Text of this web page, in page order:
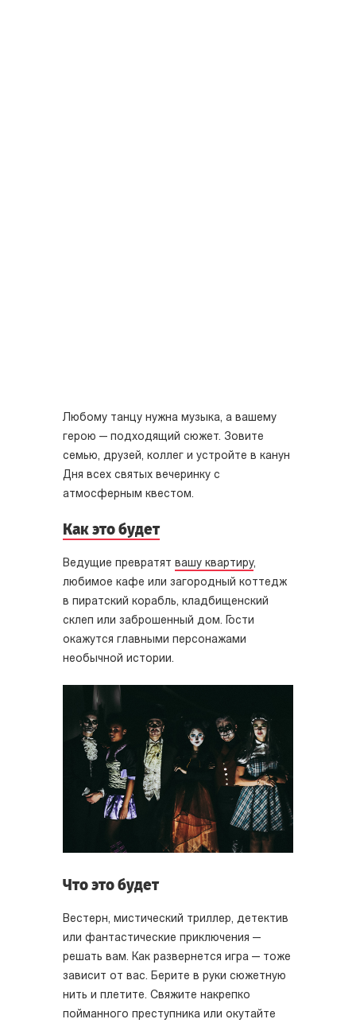
Любому танцу нужна музыка, а вашему
герою — подходящий сюжет. Зовите
семью, друзей, коллег и устройте в канун
Дня всех святых вечеринку с
атмосферным квестом.
Как это будет
Ведущие превратят вашу квартиру,
любимое кафе или загородный коттедж
в пиратский корабль, кладбищенский
склеп или заброшенный дом. Гости
окажутся главными персонажами
необычной истории.
Что это будет
Вестерн, мистический триллер, детектив
или фантастические приключения —
решать вам. Как развернется игра — тоже
зависит от вас. Берите в руки сюжетную
нить и плетите. Свяжите накрепко
пойманного преступника или окутайте